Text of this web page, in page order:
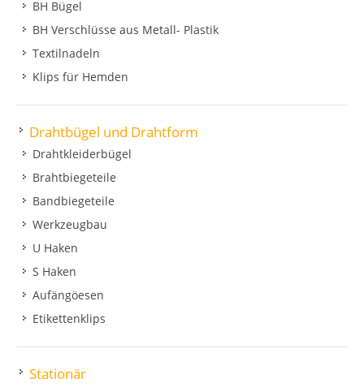
BH Bügel
BH Verschlüsse aus Metall- Plastik
Textilnadeln
Klips für Hemden
Drahtbügel und Drahtform
Drahtkleiderbügel
Brahtbiegeteile
Bandbiegeteile
Werkzeugbau
U Haken
S Haken
Aufängöesen
Etikettenklips
Stationär